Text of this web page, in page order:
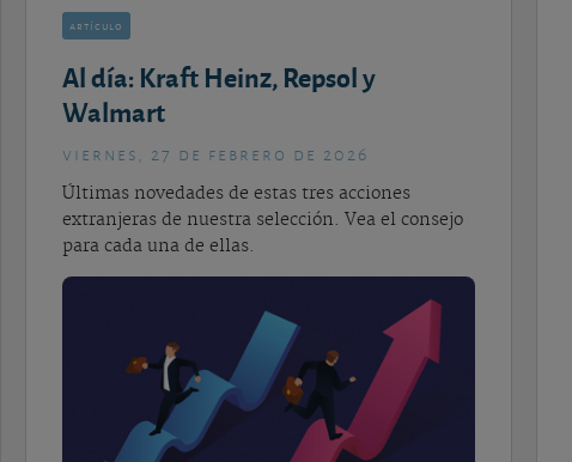
artículo
Al día: Kraft Heinz, Repsol y
Walmart
viernes, 27 de febrero de 2026
Últimas novedades de estas tres acciones
extranjeras de nuestra selección. Vea el consejo
para cada una de ellas.